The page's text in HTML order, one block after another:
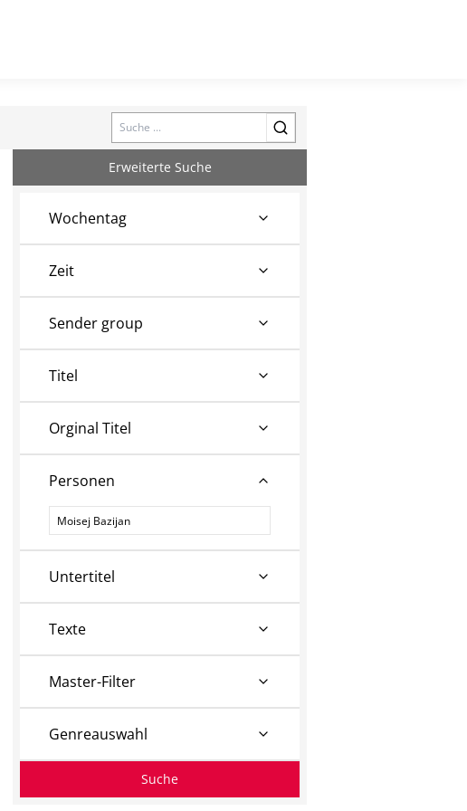
Search
Erweiterte Suche
Wochentag
Zeit
Sender group
Titel
Orginal Titel
Personen
Personen
Untertitel
Texte
Master-Filter
Genreauswahl
Suche